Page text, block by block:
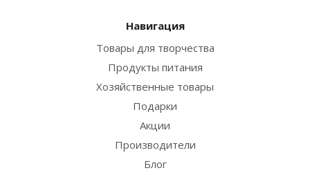
Навигация
Товары для творчества
Продукты питания
Хозяйственные товары
Подарки
Акции
Производители
Блог